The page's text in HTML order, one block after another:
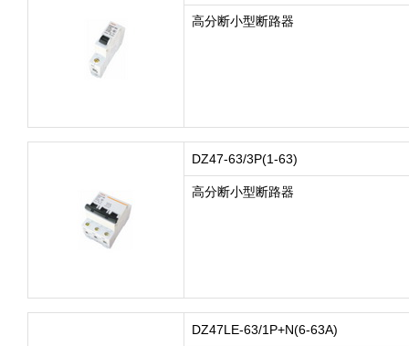
高分断小型断路器
DZ47-63/3P(1-63)
高分断小型断路器
DZ47LE-63/1P+N(6-63A)